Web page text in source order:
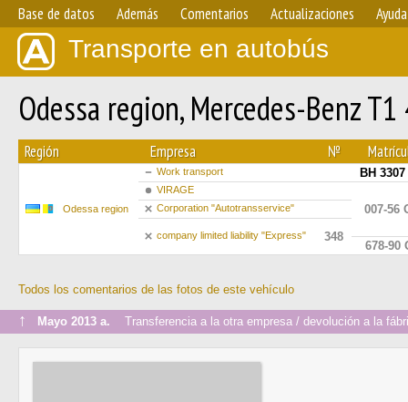
Base de datos Además Comentarios Actualizaciones Ayuda
Transporte en autobús
Odessa region, Mercedes-Benz
Región Empresa №
Odessa region
Work transport BH
VIRAGE
007-56
Сorporation "Autotransservice"
company limited liability "Express" 348
678-90
Todos los comentarios de las fotos de este vehículo
↑ Mayo 2013 a. Transferencia a la otra empresa / devolución a la